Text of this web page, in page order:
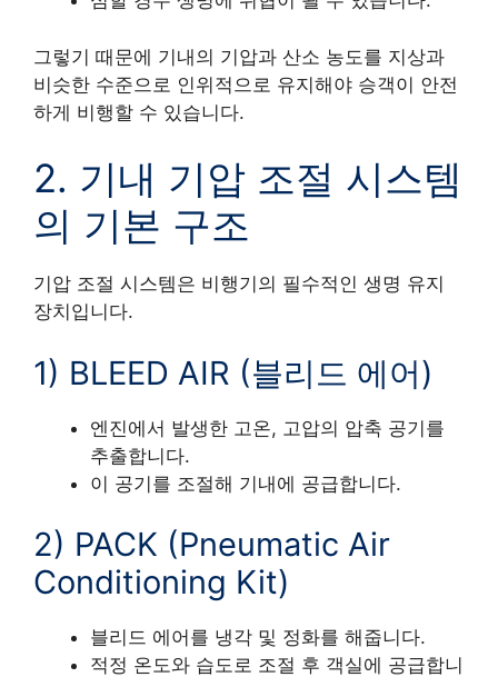
그렇기 때문에 기내의 기압과 산소 농도를 지상과
비슷한 수준으로 인위적으로 유지해야 승객이 안전
하게 비행할 수 있습니다.
2. 기내 기압 조절 시스템
의 기본 구조
기압 조절 시스템은 비행기의 필수적인 생명 유지
장치입니다.
1) BLEED AIR (블리드 에어)
엔진에서 발생한 고온, 고압의 압축 공기를
추출합니다.
이 공기를 조절해 기내에 공급합니다.
2) PACK (Pneumatic Air
Conditioning Kit)
블리드 에어를 냉각 및 정화를 해줍니다.
적정 온도와 습도로 조절 후 객실에 공급합니